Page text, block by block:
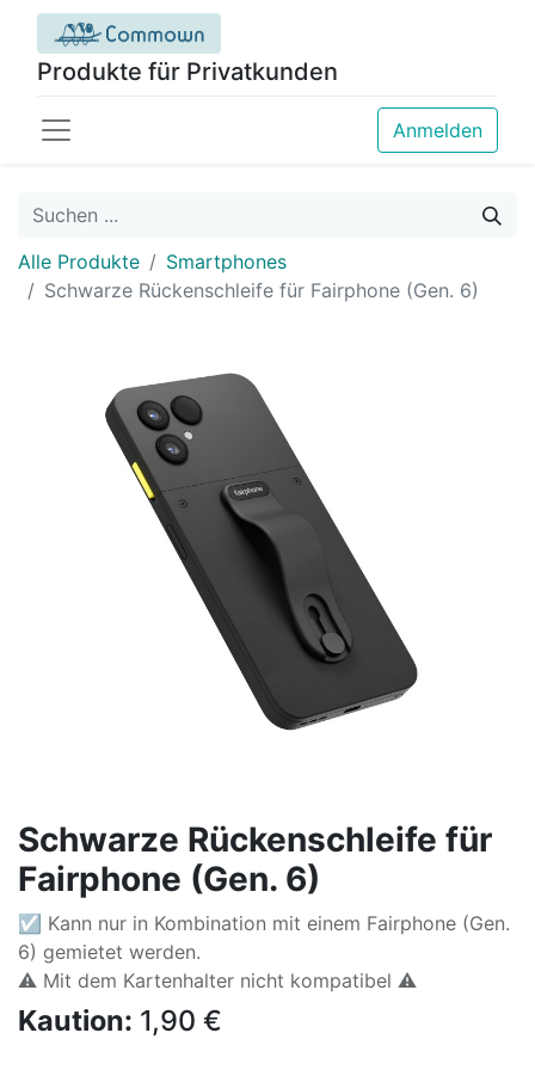
Produkte für Privatkunden
Anmelden
Alle Produkte
Smartphones
Schwarze Rückenschleife für Fairphone (Gen. 6)
Schwarze Rückenschleife für
Fairphone (Gen. 6)
☑ Kann nur in Kombination mit einem Fairphone (Gen.
6) gemietet werden.
⚠️ Mit dem Kartenhalter nicht kompatibel ⚠️
Kaution: 1,90 €